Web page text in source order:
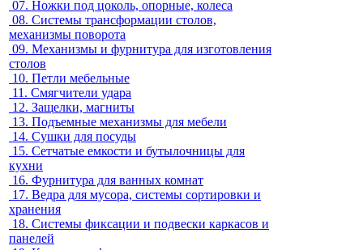
07. Ножки под цоколь, опорные, колеса
08. Системы трансформации столов,
механизмы поворота
09. Механизмы и фурнитура для изготовления
столов
10. Петли мебельные
11. Смягчители удара
12. Защелки, магниты
13. Подъемные механизмы для мебели
14. Сушки для посуды
15. Сетчатые емкости и бутылочницы для
кухни
16. Фурнитура для ванных комнат
17. Ведра для мусора, системы сортировки и
хранения
18. Системы фиксации и подвески каркасов и
панелей